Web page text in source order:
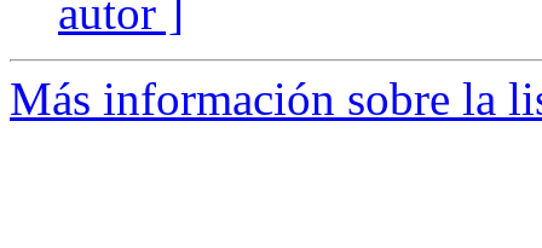
autor ]
Más información sobre la